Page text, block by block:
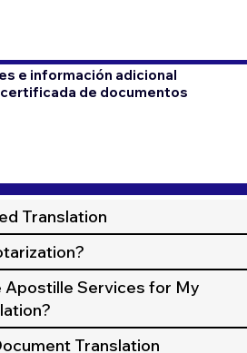
e información adicional
de documentos
Translation
Apostille Services for My
Translation